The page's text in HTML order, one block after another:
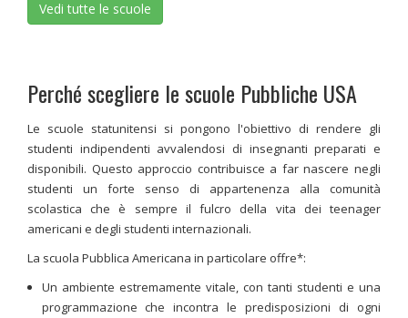
Vedi tutte le scuole
Perché scegliere le scuole Pubbliche USA
Le scuole statunitensi si pongono l'obiettivo di rendere gli
studenti indipendenti avvalendosi di insegnanti preparati e
disponibili. Questo approccio contribuisce a far nascere negli
studenti un forte senso di appartenenza alla comunità
scolastica che è sempre il fulcro della vita dei teenager
americani e degli studenti internazionali.
La scuola Pubblica Americana in particolare offre*:
Un ambiente estremamente vitale, con tanti studenti e una
programmazione che incontra le predisposizioni di ogni